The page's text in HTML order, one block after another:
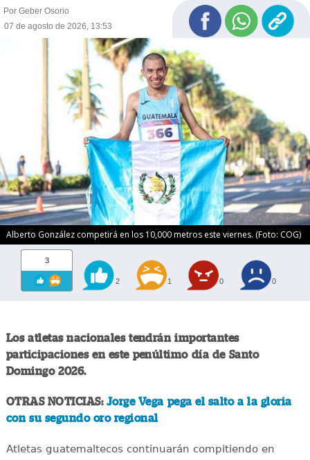
Por Geber Osorio
07 de agosto de 2026, 13:53
Alberto González competirá en los 10,000 metros este viernes. (Foto: COG)
3
2 1 0 0
Los atletas nacionales tendrán importantes
participaciones en este penúltimo día de Santo
Domingo 2026.
OTRAS NOTICIAS: Jorge Vega pega el salto a la gloria
con su segundo oro regional
Atletas guatemaltecos continuarán compitiendo en